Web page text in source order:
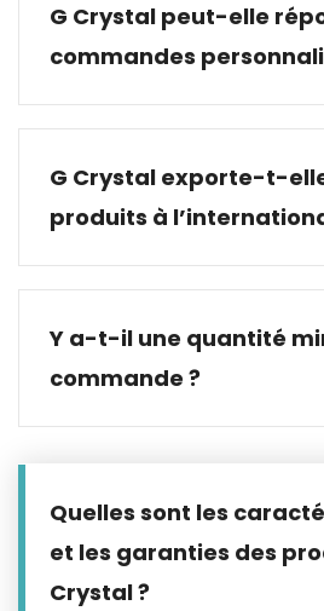
G Crystal peut-elle
commandes
G Crystal exporte-t-
produits à
Y a-t-il une quantité
commande ?
Quelles sont les
et les garanties des
Crystal ?